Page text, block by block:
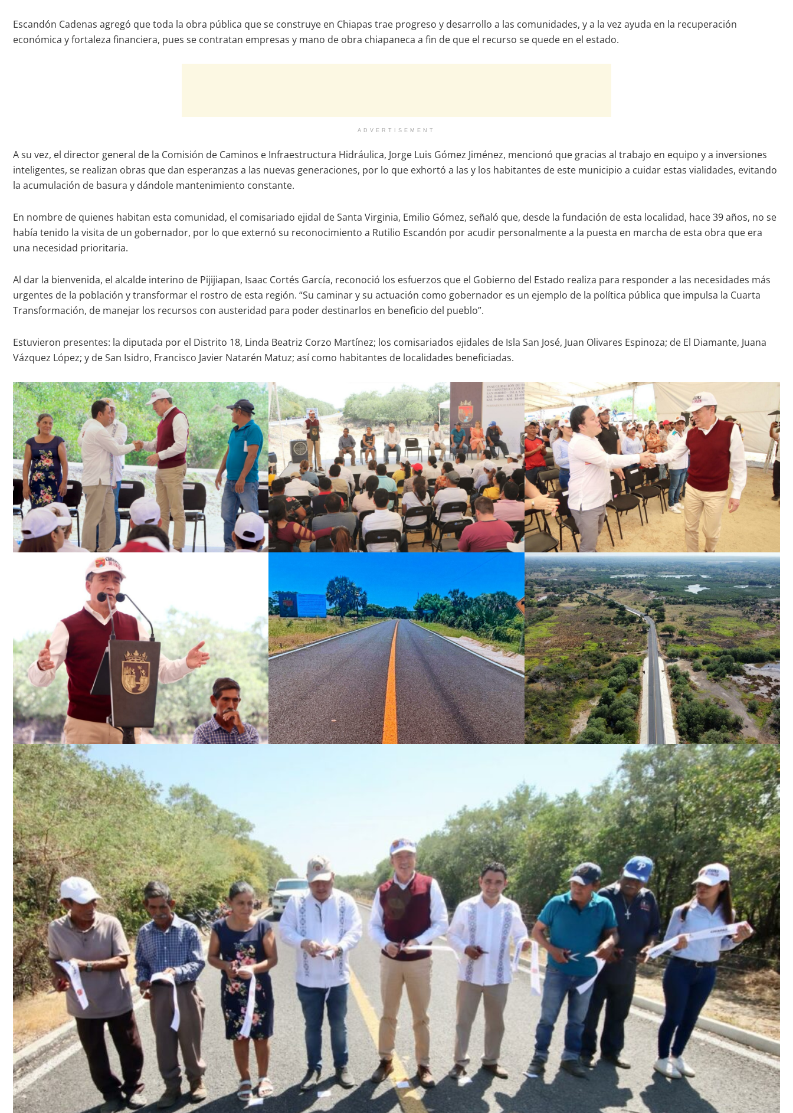
Escandón Cadenas agregó que toda la obra pública que se construye en Chiapas trae progreso y desarrollo a las comunidades, y a la vez ayuda en la recuperación
económica y fortaleza financiera, pues se contratan empresas y mano de obra chiapaneca a fin de que el recurso se quede en el estado.
ADVERTISEMENT
A su vez, el director general de la Comisión de Caminos e Infraestructura Hidráulica, Jorge Luis Gómez Jiménez, mencionó que gracias al trabajo en equipo y a inversiones
inteligentes, se realizan obras que dan esperanzas a las nuevas generaciones, por lo que exhortó a las y los habitantes de este municipio a cuidar estas vialidades, evitando
la acumulación de basura y dándole mantenimiento constante.
En nombre de quienes habitan esta comunidad, el comisariado ejidal de Santa Virginia, Emilio Gómez, señaló que, desde la fundación de esta localidad, hace 39 años, no se
había tenido la visita de un gobernador, por lo que externó su reconocimiento a Rutilio Escandón por acudir personalmente a la puesta en marcha de esta obra que era
una necesidad prioritaria.
Al dar la bienvenida, el alcalde interino de Pijijiapan, Isaac Cortés García, reconoció los esfuerzos que el Gobierno del Estado realiza para responder a las necesidades más
urgentes de la población y transformar el rostro de esta región. “Su caminar y su actuación como gobernador es un ejemplo de la política pública que impulsa la Cuarta
Transformación, de manejar los recursos con austeridad para poder destinarlos en beneficio del pueblo”.
Estuvieron presentes: la diputada por el Distrito 18, Linda Beatriz Corzo Martínez; los comisariados ejidales de Isla San José, Juan Olivares Espinoza; de El Diamante, Juana
Vázquez López; y de San Isidro, Francisco Javier Natarén Matuz; así como habitantes de localidades beneficiadas.